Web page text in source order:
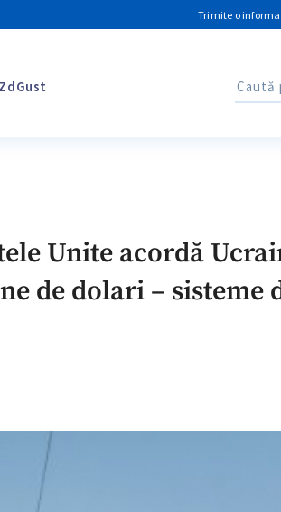
Trimite o
ZdGust
Unite acordă
de dolari – sisteme